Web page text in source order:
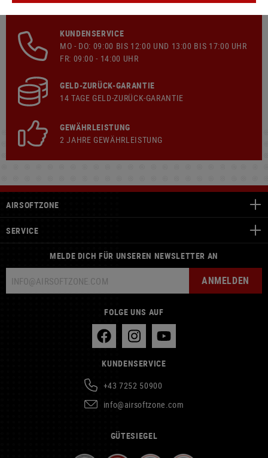
KOSTENLOSERVERSANDAB € 99,90 WARENKORB
KUNDENSERVICE
MO - DO: 09:00 BIS 12:00 UND 13:00 BIS 17:00 UHR
FR: 09:00 - 14:00 UHR
GELD-ZURÜCK-GARANTIE
14 TAGE GELD-ZURÜCK-GARANTIE
GEWÄHRLEISTUNG
2 JAHRE GEWÄHRLEISTUNG
AIRSOFTZONE
SERVICE
MELDE DICH FÜR UNSEREN NEWSLETTER AN
ANMELDEN
FOLGE UNS AUF
KUNDENSERVICE
+43 7252 50900
info@airsoftzone.com
GÜTESIEGEL